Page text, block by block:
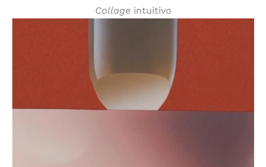
Collageintuitivo